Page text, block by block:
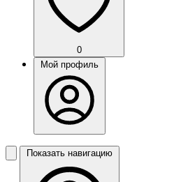
0
Мой профиль
Показать навигацию